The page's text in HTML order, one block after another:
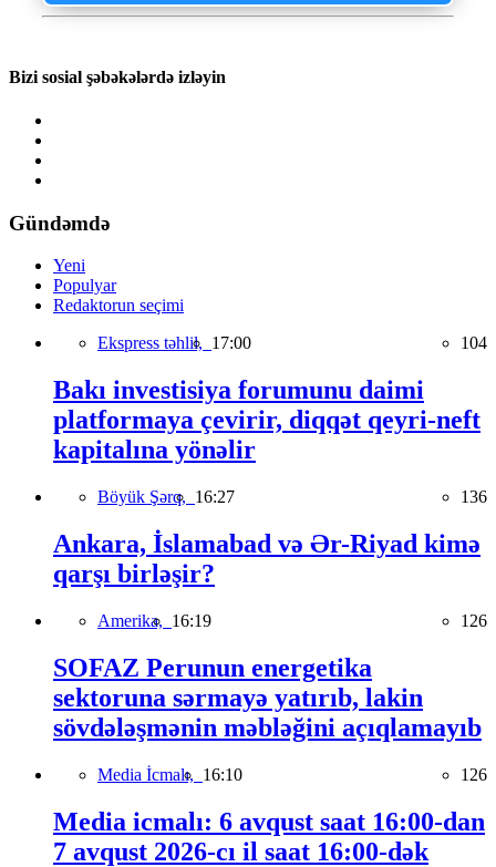
Bizi sosial şəbəkələrdə izləyin
Gündəmdə
Yeni
Populyar
Redaktorun seçimi
Ekspress təhlil, 17:00 104
Bakı investisiya forumunu daimi
platformaya çevirir, diqqət qeyri-neft
kapitalına yönəlir
Böyük Şərq, 16:27 136
Ankara, İslamabad və Ər-Riyad kimə
qarşı birləşir?
Amerika, 16:19 126
SOFAZ Perunun energetika
sektoruna sərmayə yatırıb, lakin
sövdələşmənin məbləğini açıqlamayıb
Media İcmalı, 16:10 126
Media icmalı: 6 avqust saat 16:00-dan
7 avqust 2026-cı il saat 16:00-dək